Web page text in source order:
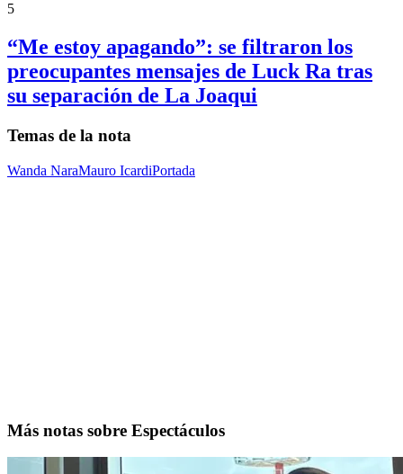
5
“Me estoy apagando”: se filtraron los
preocupantes mensajes de Luck Ra tras
su separación de La Joaqui
Temas de la nota
Wanda NaraMauro IcardiPortada
Más notas sobre Espectáculos